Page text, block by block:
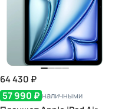
64 430 ₽
57 990 ₽ наличными